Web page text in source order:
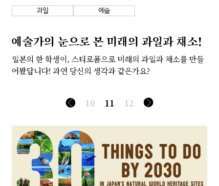
과일 예술
예술가의 눈으로 본 미래의 과일과 채소!
일본의 한 학생이, 스티로폼으로 미래의 과일과 채소를 만들
어봤답니다! 과연 당신의 생각과 같은가요?
10 11 12